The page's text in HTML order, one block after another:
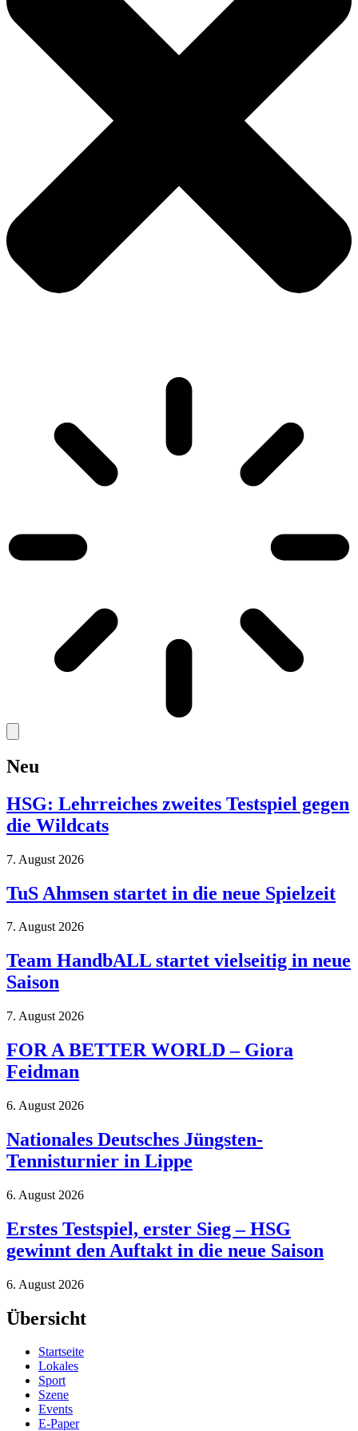
Neu
HSG: Lehrreiches zweites Testspiel gegen
die Wildcats
7. August 2026
TuS Ahmsen startet in die neue Spielzeit
7. August 2026
Team HandbALL startet vielseitig in neue
Saison
7. August 2026
FOR A BETTER WORLD – Giora
Feidman
6. August 2026
Nationales Deutsches Jüngsten-
Tennisturnier in Lippe
6. August 2026
Erstes Testspiel, erster Sieg – HSG
gewinnt den Auftakt in die neue Saison
6. August 2026
Übersicht
Startseite
Lokales
Sport
Szene
Events
E-Paper